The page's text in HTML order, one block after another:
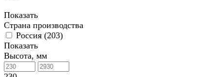
Показать
Страна производства
Россия (203)
Показать
Высота, мм